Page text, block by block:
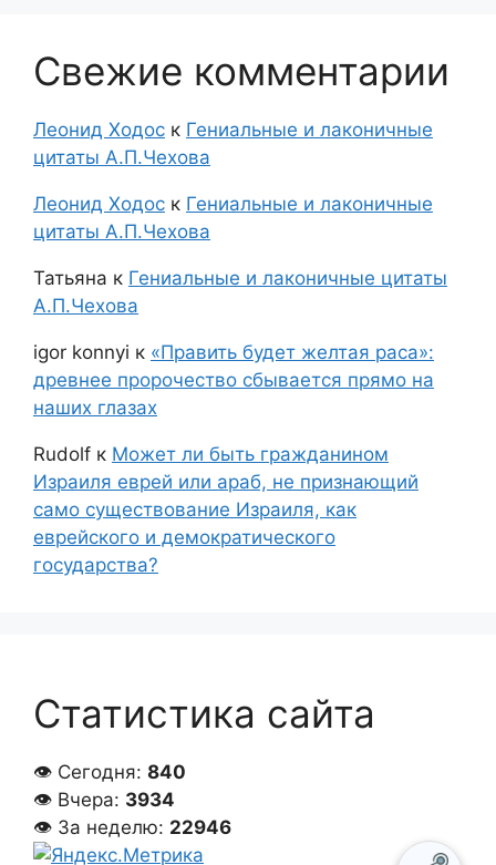
Свежие комментарии
Леонид Ходос к Гениальные и лаконичные
цитаты А.П.Чехова
Леонид Ходос к Гениальные и лаконичные
цитаты А.П.Чехова
Татьяна к Гениальные и лаконичные цитаты
А.П.Чехова
igor konnyi к «Править будет желтая раса»:
древнее пророчество сбывается прямо на
наших глазах
Rudolf к Может ли быть гражданином
Израиля еврей или араб, не признающий
само существование Израиля, как
еврейского и демократического
государства?
Статистика сайта
👁 Сегодня: 840
👁 Вчера: 3934
👁 За неделю: 22946